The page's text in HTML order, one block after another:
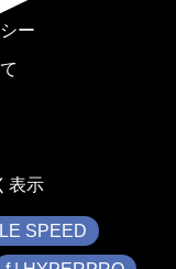
ー
表示
SPEED